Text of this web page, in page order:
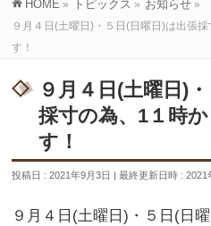
HOME » トピックス » お知らせ »
９月４日(土曜日)・５日(日曜日)は出張
す！
９月４日(土曜日)
採寸の為、1１時
す！
投稿日 : 2021年9月3日 最終更新日時 : 2021
９月４日(土曜日)・５日(日